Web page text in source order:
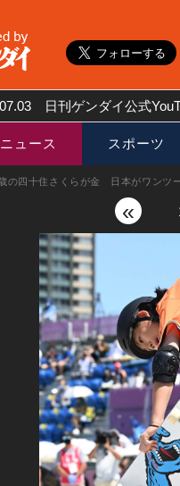
日刊ゲンダイ公式
ニュース スポーツ
の四十住さくらが金 日本がワンツ
«